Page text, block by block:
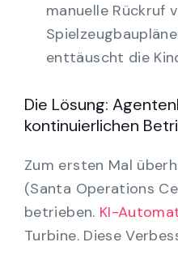
manuelle Rückruf
enttäuscht die
Die Lösung:
kontinuierlichen
Zum ersten Mal
(Santa Operations
betrieben. KI-
Turbine. Diese